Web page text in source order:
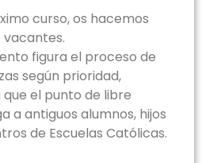
curso, os hacemos
figura el proceso de
según prioridad,
el punto de libre
a antiguos alumnos, hijos
de Escuelas Católicas.